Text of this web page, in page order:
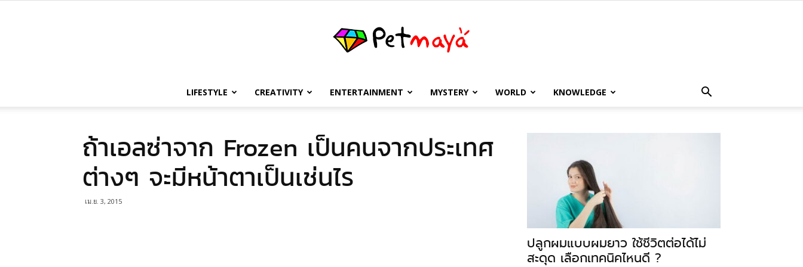
เพชร
LIFESTYLE CREATIVITY ENTERTAINMENT MYSTERY WORLD KNOWLEDGE
ถ้าเอลซ่าจาก Frozen เป็นคนจากประเทศ
ต่างๆ จะมีหน้าตาเป็นเช่นไร
เม.ย. 3, 2015
ปลูกผมแบบผมยาว ใช้ชีวิตต่อได้ไม่
สะดุด เลือกเทคนิคไหนดี ?